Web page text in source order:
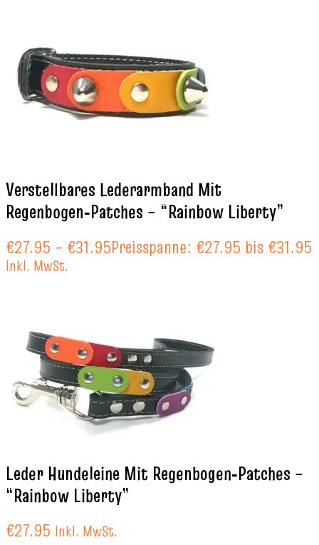
Verstellbares Lederarmband Mit
Regenbogen‑Patches – “Rainbow Liberty”
€27.95 – €31.95Preisspanne: €27.95 bis €31.95
Inkl. MwSt.
Leder Hundeleine Mit Regenbogen‑Patches –
“Rainbow Liberty”
€27.95 Inkl. MwSt.